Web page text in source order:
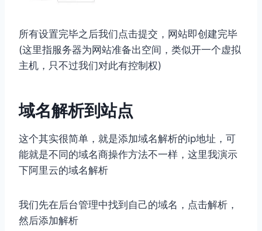
所有设置完毕之后我们点击提交，网站即创建完毕
(这里指服务器为网站准备出空间，类似开一个虚拟
主机，只不过我们对此有控制权)
域名解析到站点
这个其实很简单，就是添加域名解析的ip地址，可
能就是不同的域名商操作方法不一样，这里我演示
下阿里云的域名解析
我们先在后台管理中找到自己的域名，点击解析，
然后添加解析